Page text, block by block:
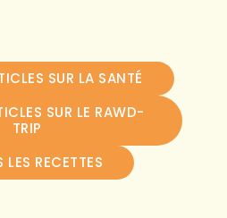
SUR LA SANTÉ
SUR LE RAWD-
TRIP
LES RECETTES